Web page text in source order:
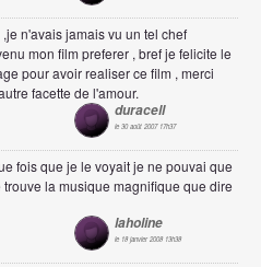
n'avais jamais vu un tel chef
mon film preferer , bref je felicite le
pour avoir realiser ce film , merci
facette de l'amour.
duracell
le 30 août 2007 17h37
fois que je le voyait je ne pouvai que
la musique magnifique que dire
laholine
le 18 janvier 2008 13h38